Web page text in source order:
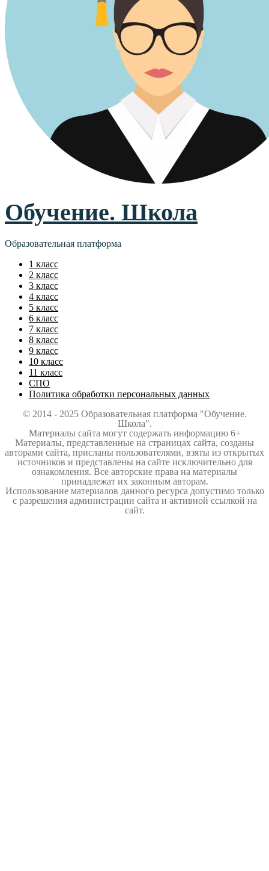
Обучение. Школа
Образовательная платформа
1 класс
2 класс
3 класс
4 класс
5 класс
6 класс
7 класс
8 класс
9 класс
10 класс
11 класс
СПО
Политика обработки персональных данных
© 2014 - 2025 Образовательная платформа "Обучение.
Школа".
Материалы сайта могут содержать информацию 6+
Материалы, представленные на страницах сайта, созданы
авторами сайта, присланы пользователями, взяты из открытых
источников и представлены на сайте исключительно для
ознакомления. Все авторские права на материалы
принадлежат их законным авторам.
Использование материалов данного ресурса допустимо только
с разрешения администрации сайта и активной ссылкой на
сайт.